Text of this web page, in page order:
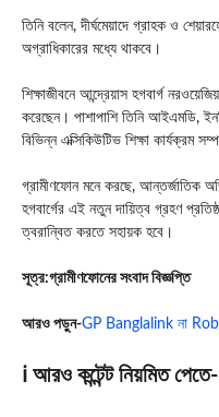
তিনি বলেন, দীর্ঘমেয়াদে গ্রাহক ও
অগ্রাধিকারের মধ্যে থাকবে।
শিক্ষাজীবনে আন্দ্রেয়াস হগবার্গ
করেছেন। পাশাপাশি তিনি আইএমডি,
বিভিন্ন এক্সিকিউটিভ শিক্ষা কার্যক্রম
গ্রামীণফোন মনে করছে, আন্তর্জাতিক
হগবার্গের এই নতুন দায়িত্ব গ্রহণ
ত্বরান্বিত করতে সহায়ক হবে।
সূত্র:গ্রামীণফোনের সংবাদ বিজ্ঞপ্তি
আরও পড়ুন-GP Banglalink না Robi
ℹ️ আরও কন্টেন্ট নিয়মিত পেতে-